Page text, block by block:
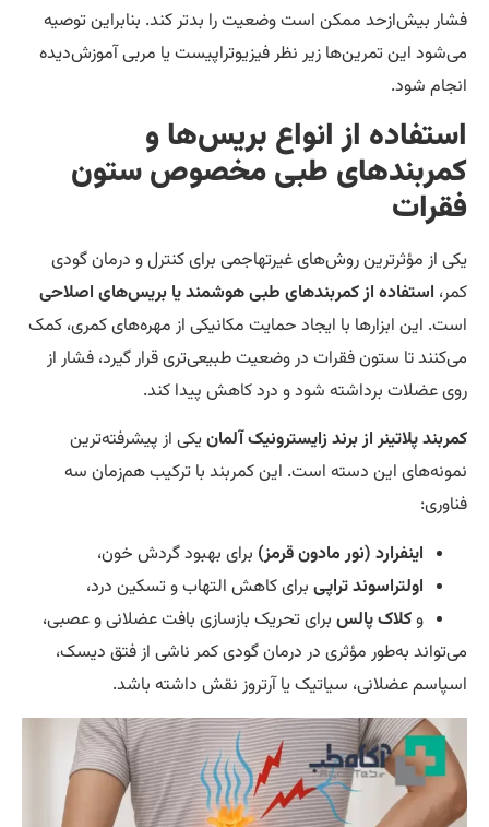
بیش‌ازحد ممکن است وضعیت را بدتر کند. بنابراین توصیه
این تمرین‌ها زیر نظر فیزیوتراپیست یا مربی آموزش‌دیده
شود.
از انواع بریس‌ها و
طبی مخصوص ستون
از مؤثرترین روش‌های غیرتهاجمی برای کنترل و درمان گودی
استفاده از کمربندهای طبی هوشمند یا بریس‌های اصلاحی
این ابزارها با ایجاد حمایت مکانیکی از مهره‌های کمری، کمک
تا ستون فقرات در وضعیت طبیعی‌تری قرار گیرد، فشار از
عضلات برداشته شود و درد کاهش پیدا کند.
پلاتینر از برند زایسترونیک آلمانیکی از پیشرفته‌ترین
این دسته است. این کمربند با ترکیب هم‌زمان سه
اینفرارد (نور مادون قرمز)برای بهبود گردش خون،
اولتراسوند تراپیبرای کاهش التهاب و تسکین درد،
کلاک پالسبرای تحریک بازسازی بافت عضلانی و عصبی،
به‌طور مؤثری در درمان گودی کمر ناشی از فتق دیسک،
عضلانی، سیاتیک یا آرتروز نقش داشته باشد.